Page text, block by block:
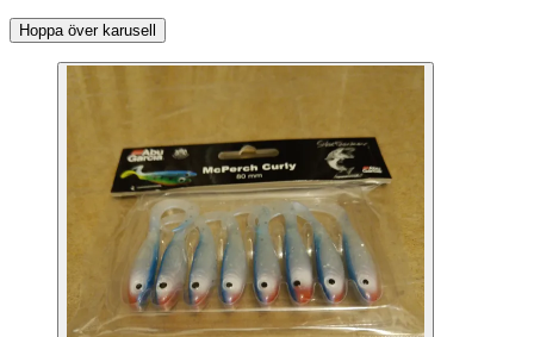
Hoppa över karusell